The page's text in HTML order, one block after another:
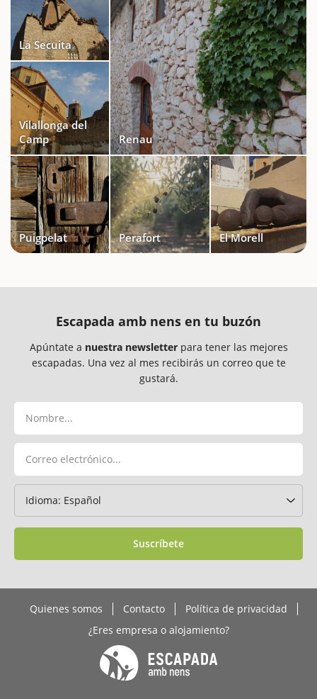
La Secuita
Vilallonga del
Camp
Renau
Puigpelat Perafort El Morell
Escapada amb nens en tu buzón
Apúntate a nuestra newsletterpara tener las mejores
escapadas. Una vez al mes recibirás un correo que te
gustará.
Suscríbete
Quienes somos Contacto
Política de privacidad
¿Eres empresa o alojamiento?